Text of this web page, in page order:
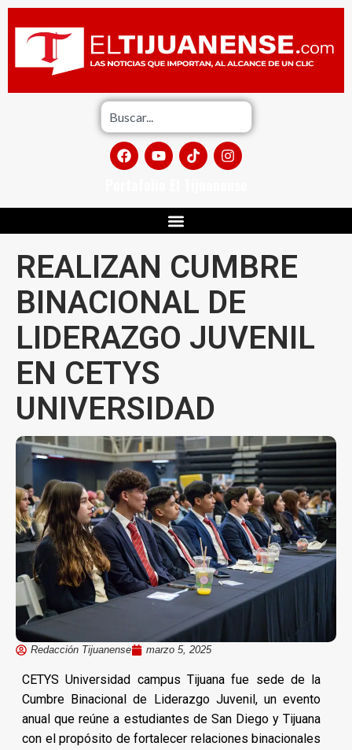
REALIZAN CUMBRE
BINACIONAL DE
LIDERAZGO JUVENIL
EN CETYS
UNIVERSIDAD
Redacción Tijuanense marzo 5, 2025
CETYS Universidad campus Tijuana fue sede de la
Cumbre Binacional de Liderazgo Juvenil, un evento
anual que reúne a estudiantes de San Diego y Tijuana
con el propósito de fortalecer relaciones binacionales